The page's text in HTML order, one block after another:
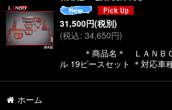
並び順
絞り込む
31,500円(税別)
(税込: 34,650円)
＊商品名＊ ＬＡＮＢＯ
ル 19ピースセット ＊対応車
ホーム